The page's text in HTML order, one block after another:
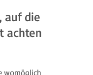
auf die
achten
womöglich